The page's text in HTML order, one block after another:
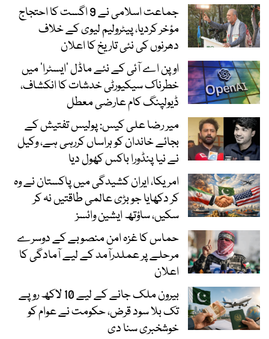
جماعت اسلامی نے 9 اگست کا احتجاج
مؤخر کردیا، پیٹرولیم لیوی کے خلاف
دھرنوں کی نئی تاریخ کا اعلان
اوپن اے آئی کے نئے ماڈل ’ایسٹرا‘ میں
خطرناک سیکیورٹی خدشات کا انکشاف،
ڈیولپنگ کام عارضی معطل
میر رضا علی کیس: پولیس تفتیش کے
بجائے خاندان کو ہراساں کررہی ہے، وکیل
نے نیا پنڈورا باکس کھول دیا
امریکا، ایران کشیدگی میں پاکستان نے وہ
کر دکھایا جو بڑی عالمی طاقتیں نہ کر
سکیں، ساؤتھ ایشین وائسز
حماس کا غزہ امن منصوبے کے دوسرے
مرحلے پر عملدرآمد کے لیے آمادگی کا
اعلان
بیرون ملک جانے کے لیے 10 لاکھ روپے
تک بلا سود قرض، حکومت نے عوام کو
خوشخبری سنا دی